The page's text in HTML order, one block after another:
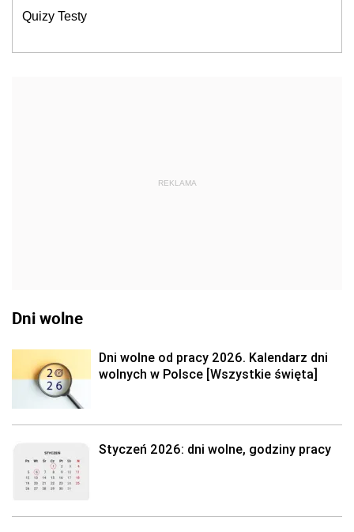
Quizy Testy
REKLAMA
Dni wolne
Dni wolne od pracy 2026. Kalendarz dni
wolnych w Polsce [Wszystkie święta]
Styczeń 2026: dni wolne, godziny pracy